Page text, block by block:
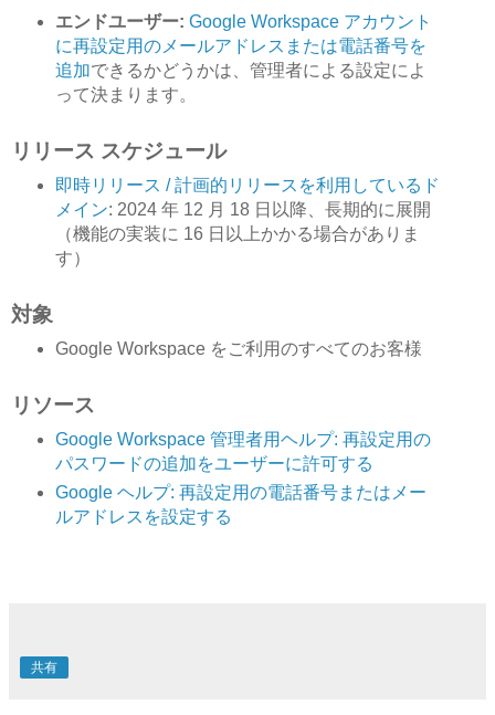
エンドユーザー: Google Workspace アカウント
に再設定用のメールアドレスまたは電話番号を
追加できるかどうかは、管理者による設定によ
って決まります。
リリース スケジュール
即時リリース / 計画的リリースを利用しているド
メイン: 2024 年 12 月 18 日以降、長期的に展開
（機能の実装に 16 日以上かかる場合がありま
す）
対象
Google Workspace をご利用のすべてのお客様
リソース
Google Workspace 管理者用ヘルプ: 再設定用の
パスワードの追加をユーザーに許可する
Google ヘルプ: 再設定用の電話番号またはメー
ルアドレスを設定する
共有